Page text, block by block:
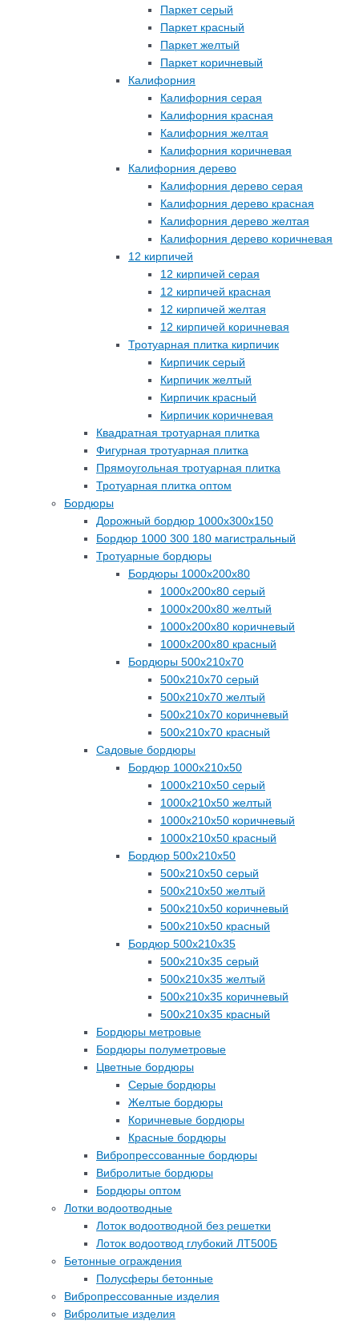
Паркет серый
Паркет красный
Паркет желтый
Паркет коричневый
Калифорния
Калифорния серая
Калифорния красная
Калифорния желтая
Калифорния коричневая
Калифорния дерево
Калифорния дерево серая
Калифорния дерево красная
Калифорния дерево желтая
Калифорния дерево коричневая
12 кирпичей
12 кирпичей серая
12 кирпичей красная
12 кирпичей желтая
12 кирпичей коричневая
Тротуарная плитка кирпичик
Кирпичик серый
Кирпичик желтый
Кирпичик красный
Кирпичик коричневая
Квадратная тротуарная плитка
Фигурная тротуарная плитка
Прямоугольная тротуарная плитка
Тротуарная плитка оптом
Бордюры
Дорожный бордюр 1000х300х150
Бордюр 1000 300 180 магистральный
Тротуарные бордюры
Бордюры 1000х200х80
1000х200х80 серый
1000х200х80 желтый
1000х200х80 коричневый
1000х200х80 красный
Бордюры 500х210х70
500х210х70 серый
500х210х70 желтый
500х210х70 коричневый
500х210х70 красный
Садовые бордюры
Бордюр 1000х210х50
1000х210х50 серый
1000х210х50 желтый
1000х210х50 коричневый
1000х210х50 красный
Бордюр 500х210х50
500х210х50 серый
500х210х50 желтый
500х210х50 коричневый
500х210х50 красный
Бордюр 500х210х35
500х210х35 серый
500х210х35 желтый
500х210х35 коричневый
500х210х35 красный
Бордюры метровые
Бордюры полуметровые
Цветные бордюры
Серые бордюры
Желтые бордюры
Коричневые бордюры
Красные бордюры
Вибропрессованные бордюры
Вибролитые бордюры
Бордюры оптом
Лотки водоотводные
Лоток водоотводной без решетки
Лоток водоотвод глубокий ЛТ500Б
Бетонные ограждения
Полусферы бетонные
Вибропрессованные изделия
Вибролитые изделия